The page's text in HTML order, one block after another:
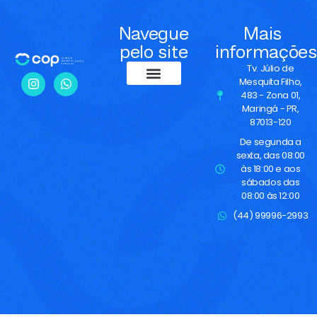
Navegue
pelo site
Mais
informações
Tv. Júlio de
Mesquita Filho,
483 - Zona 01,
Maringá - PR,
87013-120
De segunda a
sexta, das 08:00
às 18:00 e aos
sábados das
08:00 às 12:00
(44) 99996-2993